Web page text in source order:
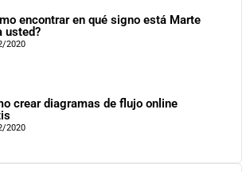
encontrar en qué signo está Marte
usted?
2020
crear diagramas de flujo online
2020